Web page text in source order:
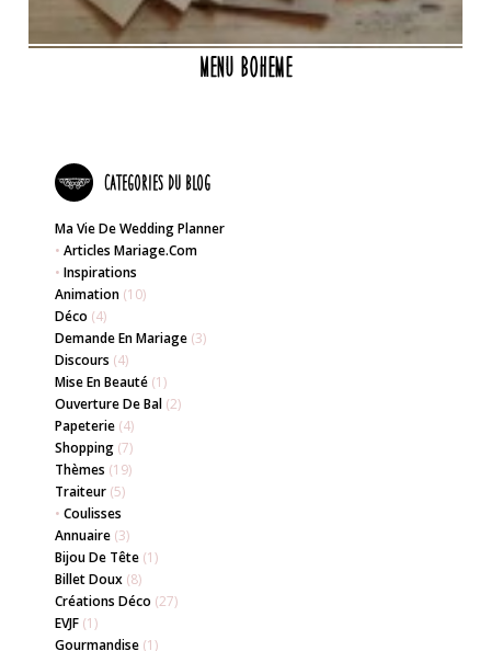
Menu boheme
Categories du blog
Ma Vie De Wedding Planner
• Articles Mariage.com
• Inspirations
Animation(10)
Déco (4)
Demande En Mariage(3)
Discours (4)
Mise En Beauté(1)
Ouverture De Bal(2)
Papeterie(4)
Shopping(7)
Thèmes (19)
Traiteur(5)
• Coulisses
Annuaire(3)
Bijou De Tête(1)
Billet Doux(8)
Créations Déco (27)
EVJF(1)
Gourmandise(1)